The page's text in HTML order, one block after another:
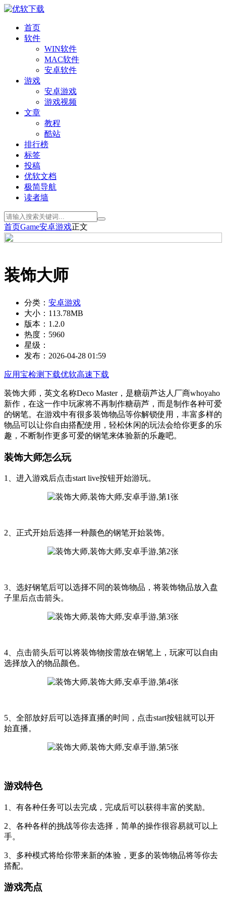
首页
软件
WIN软件
MAC软件
安卓软件
游戏
安卓游戏
游戏视频
文章
教程
酷站
排行榜
标签
投稿
优软文档
极简导航
读者墙
首页Game安卓游戏正文
装饰大师
分类： 安卓游戏
大小： 113.78MB
版本： 1.2.0
热度： 5960
星级：
发布： 2026-04-28 01:59
应用宝检测下载优软高速下载
装饰大师，英文名称Deco Master，是糖葫芦达人厂商whoyaho
新作，在这一作中玩家将不再制作糖葫芦，而是制作各种可爱
的钢笔。在游戏中有很多装饰物品等你解锁使用，丰富多样的
物品可以让你自由搭配使用，轻松休闲的玩法会给你更多的乐
趣，不断制作更多可爱的钢笔来体验新的乐趣吧。
装饰大师怎么玩
1、进入游戏后点击start live按钮开始游玩。
2、正式开始后选择一种颜色的钢笔开始装饰。
3、选好钢笔后可以选择不同的装饰物品，将装饰物品放入盘
子里后点击箭头。
4、点击箭头后可以将装饰物按需放在钢笔上，玩家可以自由
选择放入的物品颜色。
5、全部放好后可以选择直播的时间，点击start按钮就可以开
始直播。
游戏特色
1、有各种任务可以去完成，完成后可以获得丰富的奖励。
2、各种各样的挑战等你去选择，简单的操作很容易就可以上
手。
3、多种模式将给你带来新的体验，更多的装饰物品将等你去
搭配。
游戏亮点